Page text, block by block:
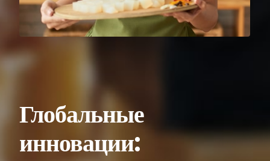
Глобальные
инновации: